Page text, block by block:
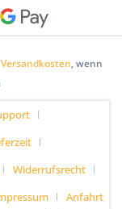
Versandkosten, wenn
Widerrufsrecht
Anfahrt